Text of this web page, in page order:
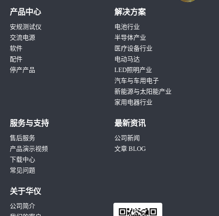
产品中心
安规测试仪
交流电源
软件
配件
停产产品
解决方案
电池行业
半导体产业
医疗设备行业
电动马达
LED照明产业
汽车与车用电子
新能源与太阳能产业
家用电器行业
服务与支持
售后服务
产品演示视频
下载中心
常见问题
最新资讯
公司新闻
文章 BLOG
关于华仪
公司简介